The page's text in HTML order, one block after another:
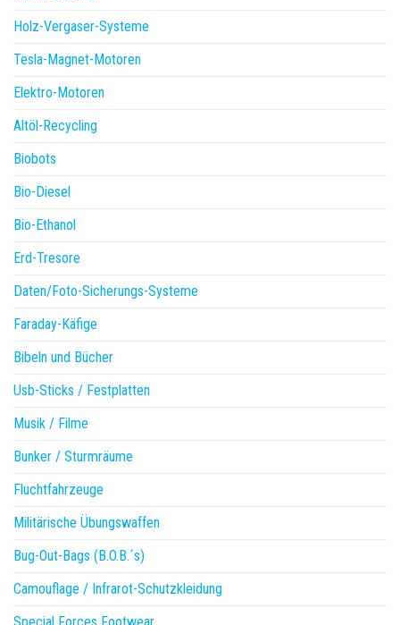
Holz-Vergaser-Systeme
Tesla-Magnet-Motoren
Elektro-Motoren
Altöl-Recycling
Biobots
Bio-Diesel
Bio-Ethanol
Erd-Tresore
Daten/Foto-Sicherungs-Systeme
Faraday-Käfige
Bibeln und Bücher
Usb-Sticks / Festplatten
Musik / Filme
Bunker / Sturmräume
Fluchtfahrzeuge
Militärische Übungswaffen
Bug-Out-Bags (B.O.B.´s)
Camouflage / Infrarot-Schutzkleidung
Special Forces Footwear